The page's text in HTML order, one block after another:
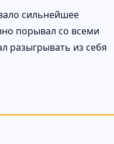
сильнейшее
порывал со всеми
разыгрывать из себя